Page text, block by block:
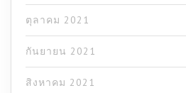
ตุลาคม 2021
กันยายน 2021
สิงหาคม 2021